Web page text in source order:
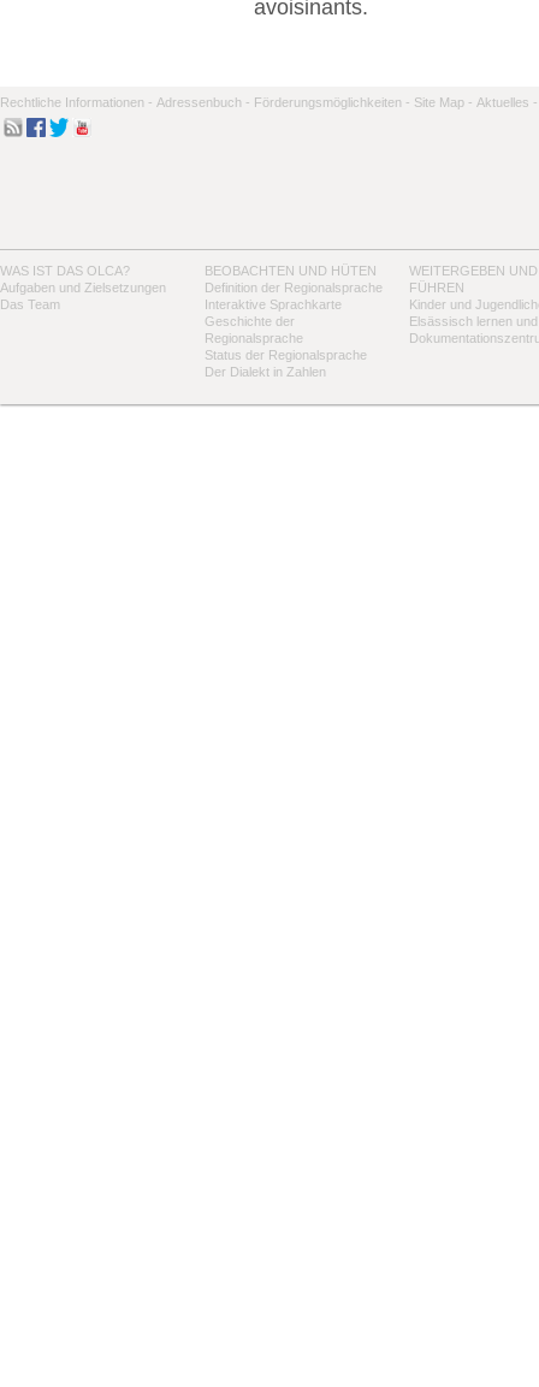
avoisinants.
Rechtliche Informationen - Adressenbuch - Förderungsmöglichkeiten - Site Map - Aktuelles -
WAS IST DAS OLCA?
Aufgaben und Zielsetzungen
Das Team
BEOBACHTEN UND HÜTEN
Definition der Regionalsprache
Interaktive Sprachkarte
Geschichte der
Regionalsprache
Status der Regionalsprache
Der Dialekt in Zahlen
WEITERGEBEN UND
FÜHREN
Kinder und
Elsässisch lernen